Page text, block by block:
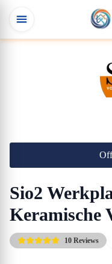
Sio2
Keramische
10 Reviews